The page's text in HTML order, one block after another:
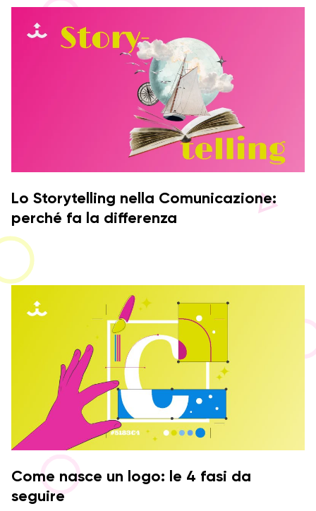
Lo Storytelling nella Comunicazione:
perché fa la differenza
Come nasce un logo: le 4 fasi da
seguire